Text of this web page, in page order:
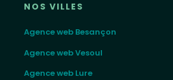
NOS VILLES
Agence web Besançon
Agence web Vesoul
Agence web Lure